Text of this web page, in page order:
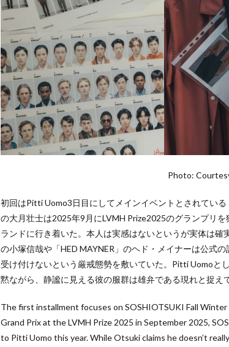
Photo:
初回はPitti Uomo3日目にしてメインイベントとされてい
の大月壮士は2025年9月にLVMH Prize2025のグランプリ
ランドに行き着いた。本人は実感はないというが実体は
の小塚信哉や「HED MAYNER」のヘド・メイナーは公式
受け付けないという厳戒態勢を敷いていた。Pitti Uomoと
黙ながら、静謐に見える彼の服群は雄弁である現れと捉え
The first installment focuses on SOSHIOTSUKI Fall
Grand Prix at the LVMH Prize 2025 in September 2025,
to Pitti Uomo this year. While Otsuki claims he doesn’t